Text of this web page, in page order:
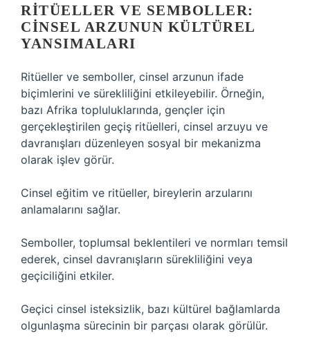
RITÜELLER VE SEMBOLLER:
CINSEL ARZUNUN KÜLTÜREL
YANSIMALARI
Ritüeller ve semboller, cinsel arzunun ifade
biçimlerini ve sürekliliğini etkileyebilir. Örneğin,
bazı Afrika topluluklarında, gençler için
gerçekleştirilen geçiş ritüelleri, cinsel arzuyu ve
davranışları düzenleyen sosyal bir mekanizma
olarak işlev görür.
Cinsel eğitim ve ritüeller, bireylerin arzularını
anlamalarını sağlar.
Semboller, toplumsal beklentileri ve normları temsil
ederek, cinsel davranışların sürekliliğini veya
geçiciliğini etkiler.
Geçici cinsel isteksizlik, bazı kültürel bağlamlarda
olgunlaşma sürecinin bir parçası olarak görülür.